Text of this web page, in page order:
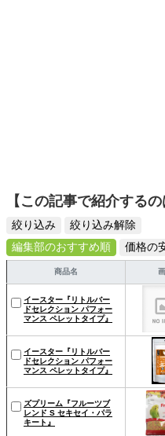
【この記事で紹介するの
絞り込み
絞り込み解除
編集部のおすすめ順
価格の
商品名
イースター『リトルバー
ドセレクション パフォー
マンス ペレットタイプ』
イースター『リトルバー
ドセレクション パフォー
マンス ペレットタイプ』
ズプリーム『フルーツブ
レンド S セキセイ・パラ
キート』